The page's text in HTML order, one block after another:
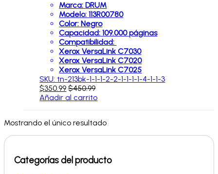
Marca: DRUM
Modelo: 113R00780
Color: Negro
Capacidad: 109.000 páginas
Compatibilidad:
Xerox VersaLink C7030
Xerox VersaLink C7020
Xerox VersaLink C7025
SKU: tn-213bk-1-1-1-2-2-1-1-1-1-4-1-1-3
$350.99 $450.99
Añadir al carrito
Mostrando el único resultado
Categorías del producto